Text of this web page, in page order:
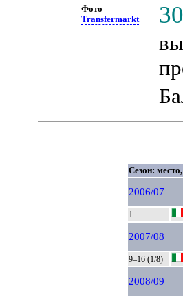
Фото
Transfermarkt
30
Сезон:
2006/07
1
2007/08
9–16 (1/8)
2008/09